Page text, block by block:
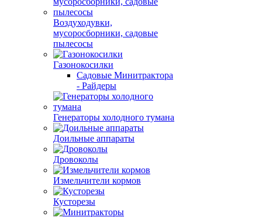
Воздуходувки,
мусоросборники, cадовые
пылесосы
Газонокосилки
Садовые Минитрактора
- Райдеры
Генераторы холодного тумана
Доильные аппараты
Дровоколы
Измельчители кормов
Кусторезы